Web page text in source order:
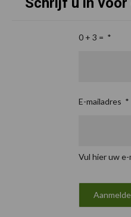
0 + 3 = *
E-mailadres *
Vul hier uw e-